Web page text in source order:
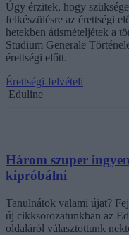
Úgy érzitek, hogy
felkészülésre az érettségi
hetekben átismételjétek a
Studium Generale
érettségi előtt.
Érettségi-felvételi
Eduline
Három szuper
kipróbálni
Tanulnátok valami újat?
új cikksorozatunkban az
oldaláról választottunk